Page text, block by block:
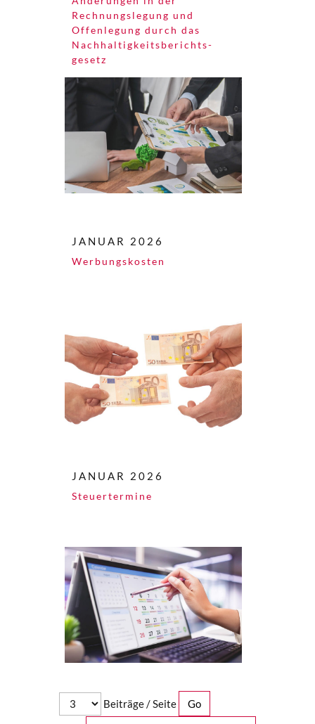
Rechnungslegung und
Offenlegung durch das
Nachhaltigkeits­berichts­
gesetz
JANUAR 2026
Werbungskosten
JANUAR 2026
Steuertermine
Beiträge / Seite